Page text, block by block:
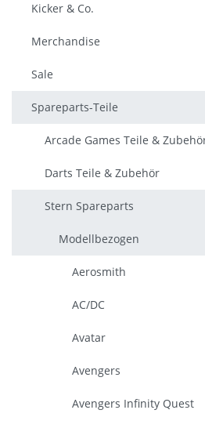
Kicker & Co.
Merchandise
Sale
Spareparts-Teile
Arcade Games Teile &
Darts Teile & Zubehör
Stern Spareparts
Modellbezogen
Aerosmith
AC/DC
Avatar
Avengers
Avengers Infinity Quest